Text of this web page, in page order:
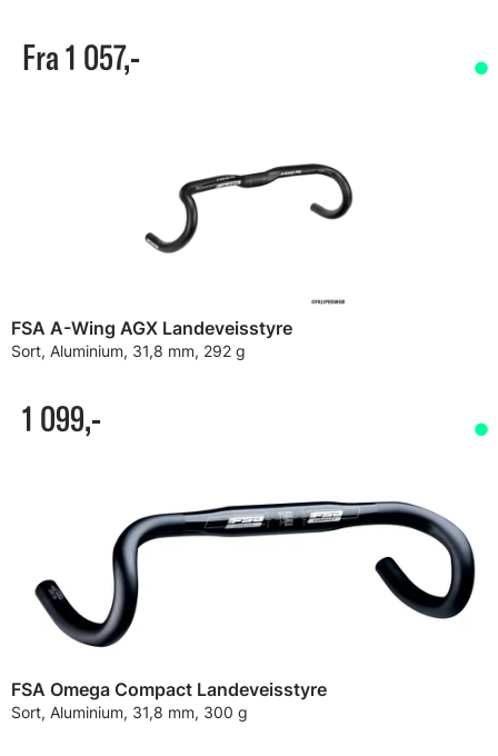
Fra 1 057,-
FSA A-Wing AGX Landeveisstyre
Sort, Aluminium, 31,8 mm, 292 g
1 099,-
FSA Omega Compact Landeveisstyre
Sort, Aluminium, 31,8 mm, 300 g